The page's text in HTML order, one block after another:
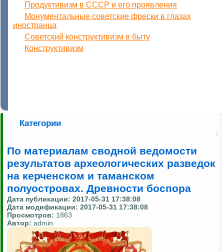
Продуктивизм в СССР и его проявления
Монументальные советские фрески в глазах
иностранца
Cоветский конструктивизм в быту
Конструктивизм
Категории
По материалам сводной ведомости
результатов археологических разведок
на керченском и таманском
полуостровах. Древности боспора
Дата публикации: 2017-05-31 17:38:08
Дата модификации: 2017-05-31 17:38:08
Просмотров: 1863
Автор: admin